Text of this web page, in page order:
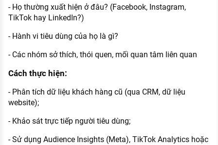
- Họ thường xuất hiện ở đâu? (Facebook, Instagram,
TikTok hay LinkedIn?)
- Hành vi tiêu dùng của họ là gì?
- Các nhóm sở thích, thói quen, mối quan tâm liên quan
Cách thực hiện:
- Phân tích dữ liệu khách hàng cũ (qua CRM, dữ liệu
website);
- Khảo sát trực tiếp người tiêu dùng;
- Sử dụng Audience Insights (Meta), TikTok Analytics hoặc